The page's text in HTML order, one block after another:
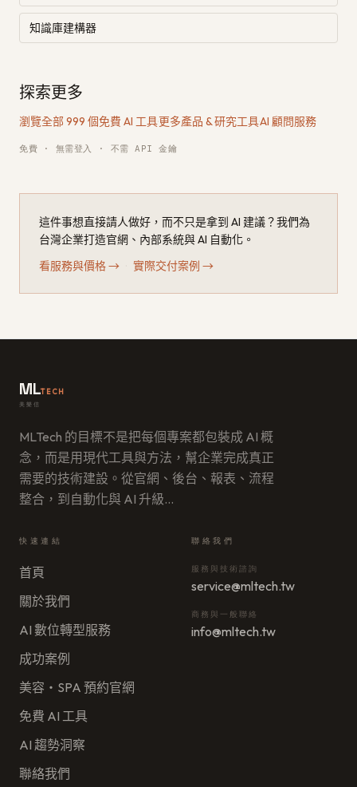
知識庫建構器
探索更多
瀏覽全部 999 個免費 AI 工具·更多產品 & 研究工具·AI 顧問服務
免費 · 無需登入 · 不需 API 金鑰
這件事想直接請人做好，而不只是拿到 AI 建議？我們為
台灣企業打造官網、內部系統與 AI 自動化。
看服務與價格→ 實際交付案例 →
MLTECH
美樂信
MLTech 的目標不是把每個專案都包裝成 AI 概
念，而是用現代工具與方法，幫企業完成真正
需要的技術建設。從官網、後台、報表、流程
整合，到自動化與 AI 升級…
快速連結
首頁
關於我們
AI 數位轉型服務
成功案例
美容・SPA 預約官網
免費 AI 工具
AI 趨勢洞察
聯絡我們
聯絡我們
服務與技術諮詢
service@mltech.tw
商務與一般聯絡
info@mltech.tw